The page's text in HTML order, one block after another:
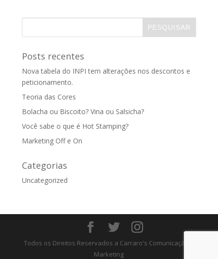
Posts recentes
Nova tabela do INPI tem alterações nos descontos e
peticionamento.
Teoria das Cores
Bolacha ou Biscoito? Vina ou Salsicha?
Você sabe o que é Hot Stamping?
Marketing Off e On
Categorias
Uncategorized
Todos os Direitos Reservados a Carraro's Comunicação e
Marketing